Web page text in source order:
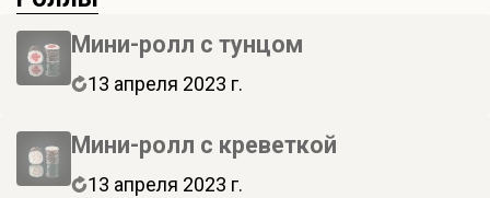
Мини-ролл с тунцом
13 апреля 2023 г.
Мини-ролл с креветкой
13 апреля 2023 г.